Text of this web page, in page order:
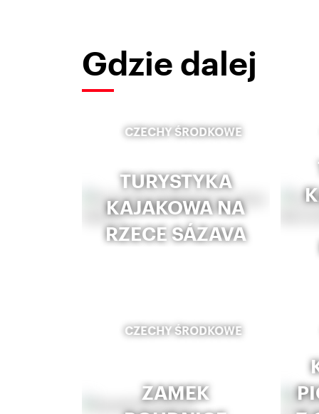
Gdzie dalej
CZECHY ŚRODKOWE
TURYSTYKA
KAJAKOWA NA
RZECE SÁZAVA
CZECHY ŚRODKOWE
ZAMEK